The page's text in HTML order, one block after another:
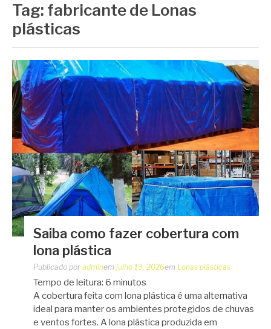
Tag: fabricante de Lonas
plásticas
Saiba como fazer cobertura com
lona plástica
Publicado por adminem julho 13, 2026em Lonas plásticas
Tempo de leitura: 6 minutos
A cobertura feita com lona plástica é uma alternativa
ideal para manter os ambientes protegidos de chuvas
e ventos fortes. A lona plástica produzida em